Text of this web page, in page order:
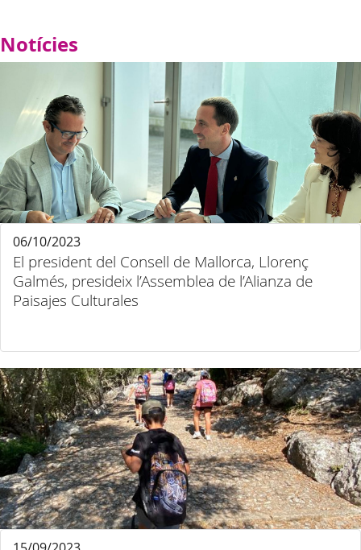
Notícies
El president del Consell de Mallorca, Llorenç
Galmés, presideix l’Assemblea de l’Alianza de
Paisajes Culturales
06/10/2023